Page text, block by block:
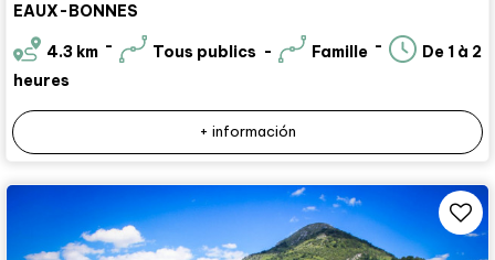
EAUX-BONNES
4.3 km Tous publics Famille
De 1 à 2
heures
+ información